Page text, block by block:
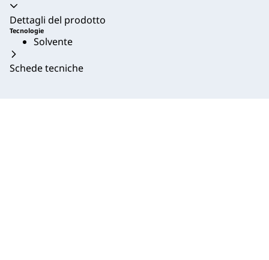
Dettagli del prodotto
Tecnologie
Solvente
Schede tecniche